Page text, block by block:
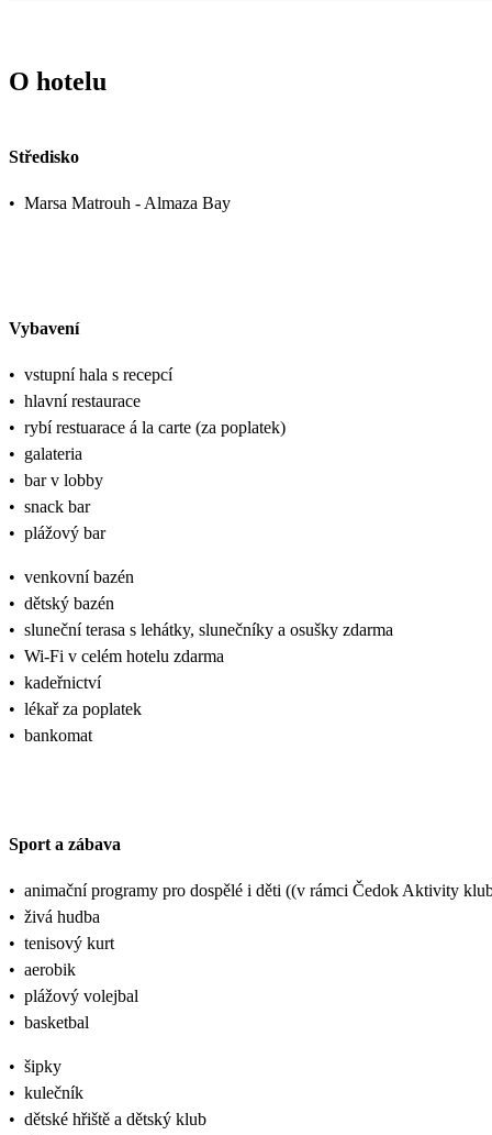
O hotelu
Středisko
• Marsa Matrouh - Almaza Bay
Vybavení
• vstupní hala s recepcí
• hlavní restaurace
• rybí restuarace á la carte (za poplatek)
• galateria
• bar v lobby
• snack bar
• plážový bar
• venkovní bazén
• dětský bazén
• sluneční terasa s lehátky, slunečníky a osušky zdarma
• Wi-Fi v celém hotelu zdarma
• kadeřnictví
• lékař za poplatek
• bankomat
Sport a zábava
• animační programy pro dospělé i děti ((v rámci Čedok Aktivity
• živá hudba
• tenisový kurt
• aerobik
• plážový volejbal
• basketbal
• šipky
• kulečník
• dětské hřiště a dětský klub